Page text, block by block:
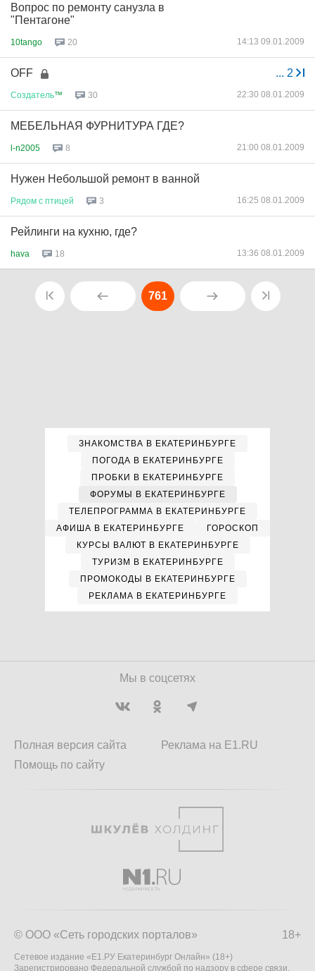
Вопрос по ремонту санузла в
"Пентагоне"
10tango 20 14:13 09.01.2009
... 2
OFF
Создатель™ 30 22:30 08.01.2009
МЕБЕЛЬНАЯ ФУРНИТУРА ГДЕ?
l-n2005 8 21:00 08.01.2009
Нужен Небольшой ремонт в ванной
Рядом с птицей 3 16:25 08.01.2009
Рейлинги на кухню, где?
hava 18 13:36 08.01.2009
761
ЗНАКОМСТВА В ЕКАТЕРИНБУРГЕ
ПОГОДА В ЕКАТЕРИНБУРГЕ
ПРОБКИ В ЕКАТЕРИНБУРГЕ
ФОРУМЫ В ЕКАТЕРИНБУРГЕ
ТЕЛЕПРОГРАММА В ЕКАТЕРИНБУРГЕ
АФИША В ЕКАТЕРИНБУРГЕ
ГОРОСКОП
КУРСЫ ВАЛЮТ В ЕКАТЕРИНБУРГЕ
ТУРИЗМ В ЕКАТЕРИНБУРГЕ
ПРОМОКОДЫ В ЕКАТЕРИНБУРГЕ
РЕКЛАМА В ЕКАТЕРИНБУРГЕ
Мы в соцсетях
Полная версия сайта
Помощь по сайту
Реклама на E1.RU
18+
© ООО «Сеть городских порталов»
Сетевое издание «Е1.РУ Екатеринбург Онлайн» (18+)
Зарегистрировано Федеральной службой по надзору в сфере связи,